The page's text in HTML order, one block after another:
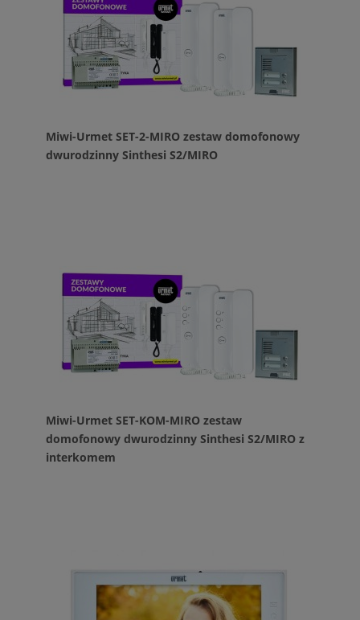
Miwi-Urmet SET-2-MIRO zestaw domofonowy
dwurodzinny Sinthesi S2/MIRO
Miwi-Urmet SET-KOM-MIRO zestaw
domofonowy dwurodzinny Sinthesi S2/MIRO z
interkomem